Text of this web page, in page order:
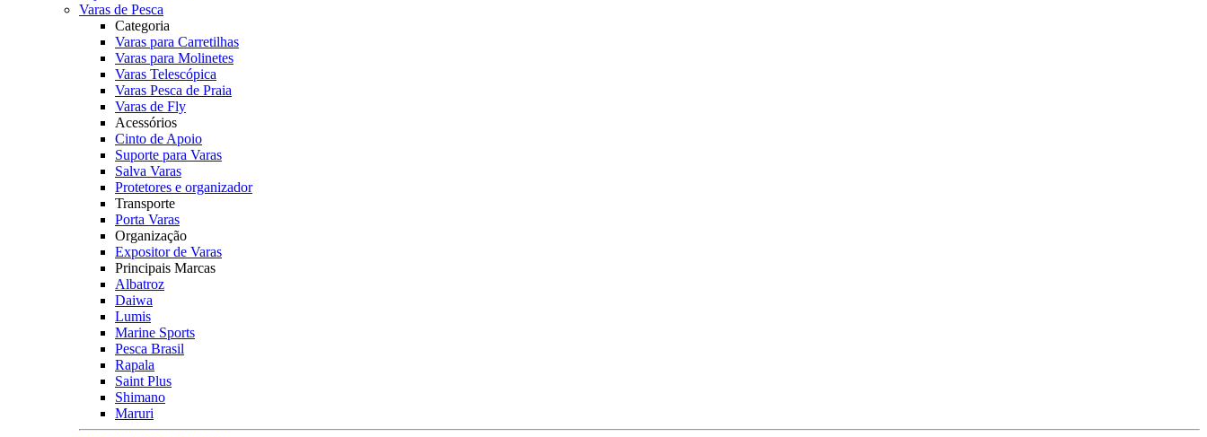
Varas de Pesca
Categoria
Varas para Carretilhas
Varas para Molinetes
Varas Telescópica
Varas Pesca de Praia
Varas de Fly
Acessórios
Cinto de Apoio
Suporte para Varas
Salva Varas
Protetores e organizador
Transporte
Porta Varas
Organização
Expositor de Varas
Principais Marcas
Albatroz
Daiwa
Lumis
Marine Sports
Pesca Brasil
Rapala
Saint Plus
Shimano
Maruri